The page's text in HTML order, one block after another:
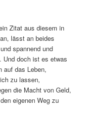
Zitat aus diesem in
lässt an beides
spannend und
Und doch ist es etwas
auf das Leben,
zu lassen,
die Macht von Geld,
eigenen Weg zu